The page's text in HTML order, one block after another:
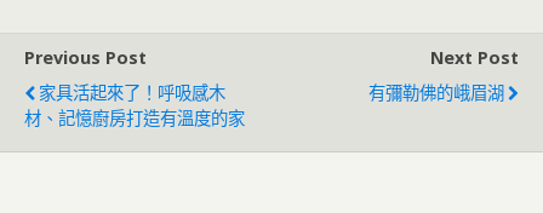
Previous Post
家具活起來了！呼吸感木
材、記憶廚房打造有溫度的家
Next Post
有彌勒佛的峨眉湖